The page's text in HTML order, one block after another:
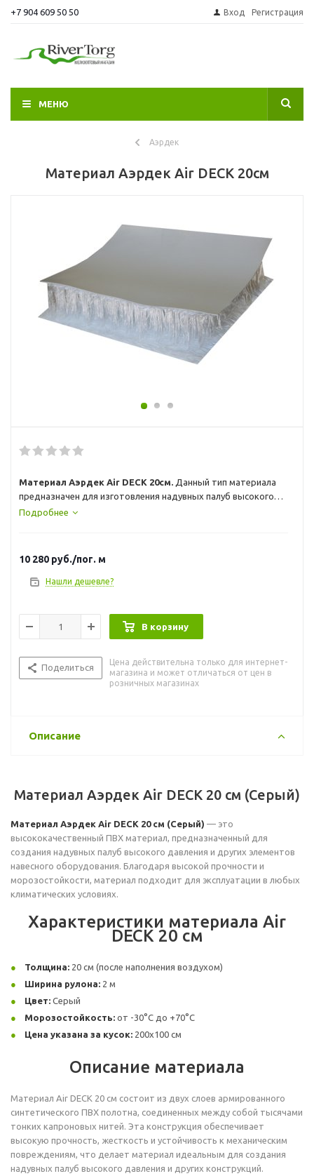
+7 904 609 50 50 Вход Регистрация
МЕНЮ
Аэрдек
Материал Аэрдек Air DECK 20см
Материал Аэрдек Air DECK 20см. Данный тип материала
предназначен для изготовления надувных палуб высокого
давления и других элементов навесного оборудования с
синтетического PVC полотна, соединенных между собой
тысячами тонких капроновых нитей. Ширина рулона 2 м.
Цвет: серый. Цена указана за кусок 200х100см
Подробнее
10 280 руб./пог. м
Нашли дешевле?
В корзину
Поделиться
Цена действительна только для интернет-
магазина и может отличаться от цен в
розничных магазинах
Описание
Материал Аэрдек Air DECK 20 см (Серый)
Материал Аэрдек Air DECK 20 см (Серый) — это
высококачественный ПВХ материал, предназначенный для
создания надувных палуб высокого давления и других элементов
навесного оборудования. Благодаря высокой прочности и
морозостойкости, материал подходит для эксплуатации в любых
климатических условиях.
Характеристики материала Air
DECK 20 см
Толщина: 20 см (после наполнения воздухом)
Ширина рулона: 2 м
Цвет: Серый
Морозостойкость: от -30°C до +70°C
Цена указана за кусок: 200х100 см
Описание материала
Материал Air DECK 20 см состоит из двух слоев армированного
синтетического ПВХ полотна, соединенных между собой тысячами
тонких капроновых нитей. Эта конструкция обеспечивает
высокую прочность, жесткость и устойчивость к механическим
повреждениям, что делает материал идеальным для создания
надувных палуб высокого давления и других конструкций.